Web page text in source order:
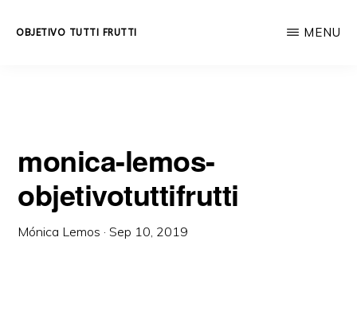
OBJETIVO TUTTI FRUTTI
largo
la
vida.
MENU
monica-lemos-
objetivotuttifrutti
Mónica Lemos ·Sep 10, 2019